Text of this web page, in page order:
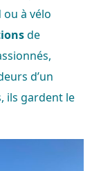
ou à vélo
de
d’un
ils gardent le